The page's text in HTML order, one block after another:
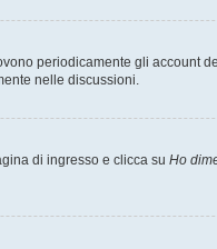
periodicamente gli account
nelle discussioni.
di ingresso e clicca su Ho